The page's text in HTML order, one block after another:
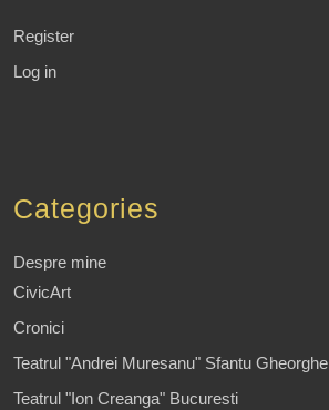
Register
Log in
Categories
Despre mine
CivicArt
Cronici
Teatrul "Andrei Muresanu" Sfantu Gheorghe
Teatrul "Ion Creanga" Bucuresti